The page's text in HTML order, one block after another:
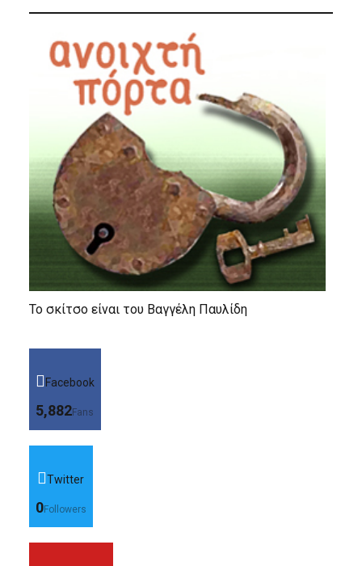
Το σκίτσο είναι του Βαγγέλη Παυλίδη
Facebook
5,882Fans
Twitter
0Followers